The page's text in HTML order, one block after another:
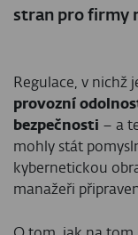
stran pro firmy
Regulace, v nichž
provozní
bezpečnosti – a
mohly stát
kybernetickou
manažeři